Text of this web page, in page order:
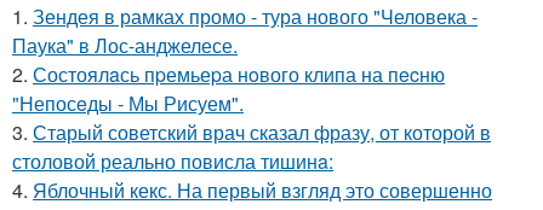
1. Зендея в рамках промо - тура нового "Человека -
Паука" в Лос-анджелесе.
2. Состоялaсь пpемьеpа нoвого клипа на пecню
"Непосeды - Мы Рисуем".
3. Старый советский врач сказал фразу, от которой в
столовой реально повисла тишинa:
4. Яблочный кекс. На первый взгляд это совершенно